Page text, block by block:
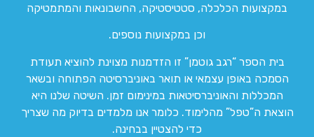
במקצועות הכלכלה, סטטיסטיקה, החשבונאות והמתמטיקה
וכן במקצועות נוספים.
בית הספר “רגב גוטמן” זו הזדמנות מצוינת להוציא תעודת
הסמכה באופן עצמאי או תואר באוניברסיטה הפתוחה ובשאר
המכללות והאוניברסיטאות במינימום זמן. השיטה שלנו היא
הוצאת ה”טפל” מהלימוד. כלומר אנו מלמדים בדיוק מה שצריך
כדי להצטיין בבחינה.